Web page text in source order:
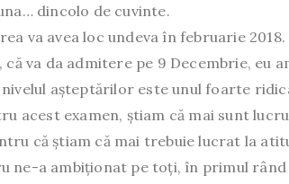
dincolo de cuvinte.
va avea loc undeva în februarie
că va da admitere pe 9 Decembrie, eu
așteptărilor este unul foarte
acest examen, știam că mai sunt
că știam că mai trebuie lucrat la
ne-a ambiționat pe toți, în primul rând